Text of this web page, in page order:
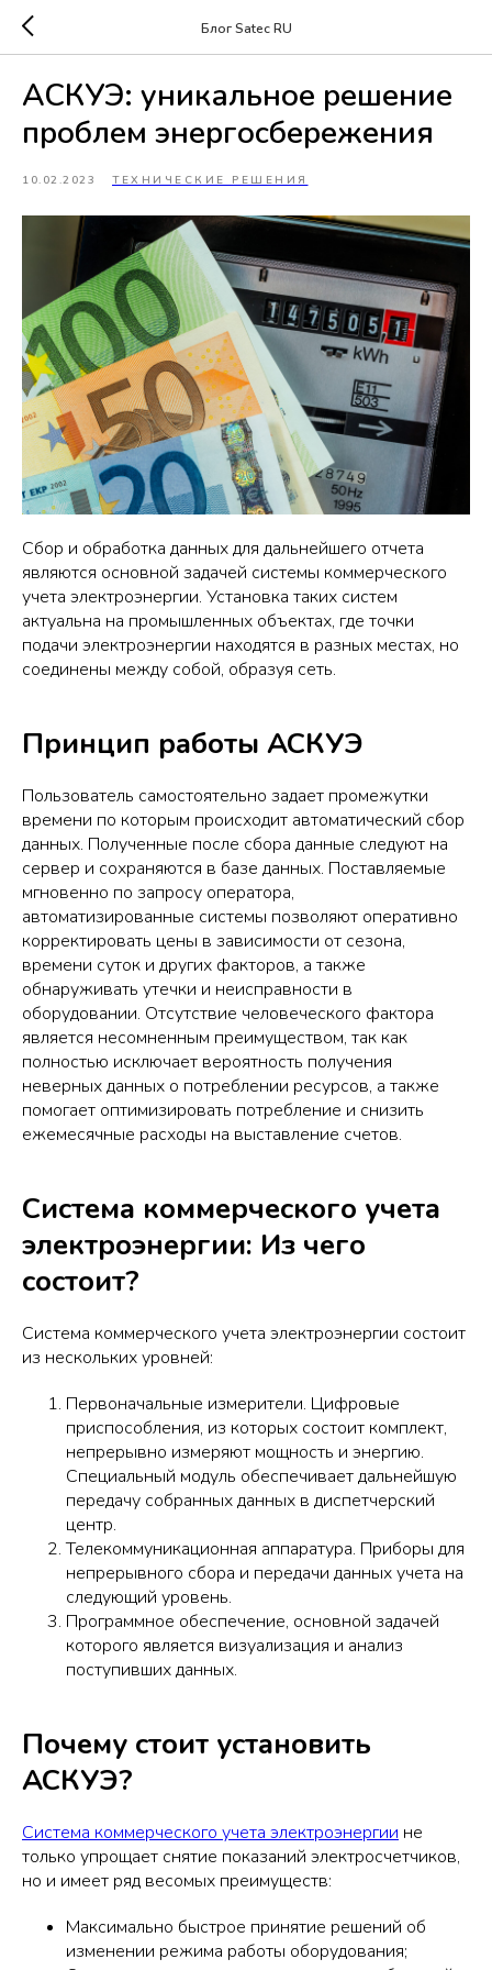
Блог Satec RU
АСКУЭ: уникальное решение
проблем энергосбережения
10.02.2023 ТЕХНИЧЕСКИЕ РЕШЕНИЯ
Сбор и обработка данных для дальнейшего отчета
являются основной задачей системы коммерческого
учета электроэнергии. Установка таких систем
актуальна на промышленных объектах, где точки
подачи электроэнергии находятся в разных местах, но
соединены между собой, образуя сеть.
Принцип работы АСКУЭ
Пользователь самостоятельно задает промежутки
времени по которым происходит автоматический сбор
данных. Полученные после сбора данные следуют на
сервер и сохраняются в базе данных. Поставляемые
мгновенно по запросу оператора,
автоматизированные системы позволяют оперативно
корректировать цены в зависимости от сезона,
времени суток и других факторов, а также
обнаруживать утечки и неисправности в
оборудовании. Отсутствие человеческого фактора
является несомненным преимуществом, так как
полностью исключает вероятность получения
неверных данных о потреблении ресурсов, а также
помогает оптимизировать потребление и снизить
ежемесячные расходы на выставление счетов.
Система коммерческого учета
электроэнергии: Из чего
состоит?
Система коммерческого учета электроэнергии состоит
из нескольких уровней:
Первоначальные измерители. Цифровые
приспособления, из которых состоит комплект,
непрерывно измеряют мощность и энергию.
Специальный модуль обеспечивает дальнейшую
передачу собранных данных в диспетчерский
центр.
Телекоммуникационная аппаратура. Приборы для
непрерывного сбора и передачи данных учета на
следующий уровень.
Программное обеспечение, основной задачей
которого является визуализация и анализ
поступивших данных.
Почему стоит установить
АСКУЭ?
Система коммерческого учета электроэнергии не
только упрощает снятие показаний электросчетчиков,
но и имеет ряд весомых преимуществ:
Максимально быстрое принятие решений об
изменении режима работы оборудования;